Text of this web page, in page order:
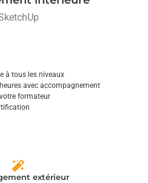
à tous les niveaux
avec accompagnement
formateur
extérieur